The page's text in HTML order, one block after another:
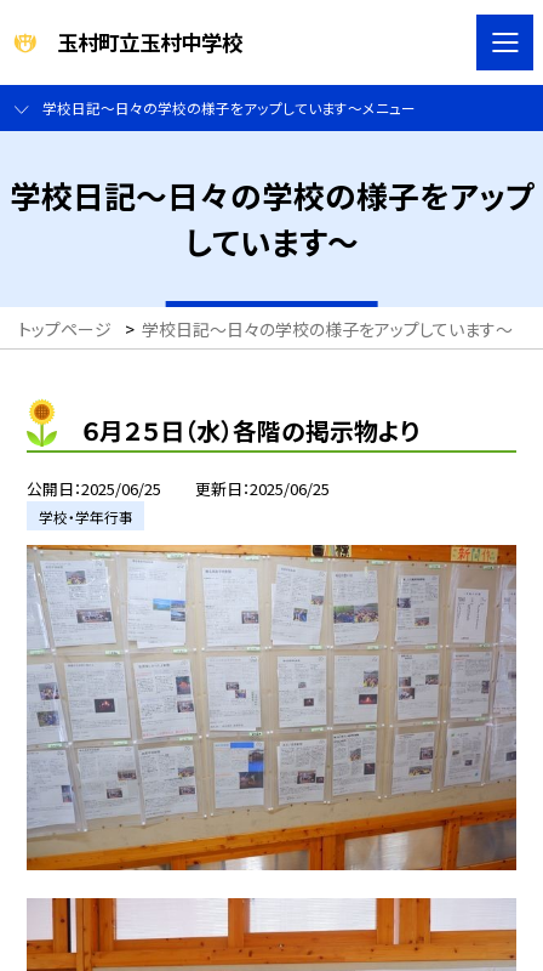
玉村町立玉村中学校
学校日記～日々の学校の様子をアップしています～メニュー
学校日記～日々の学校の様子をアップ
しています～
トップページ > 学校日記～日々の学校の様子をアップしています～
６月２５日（水）各階の掲示物より
公開日 2025/06/25 更新日 2025/06/25
学校・学年行事